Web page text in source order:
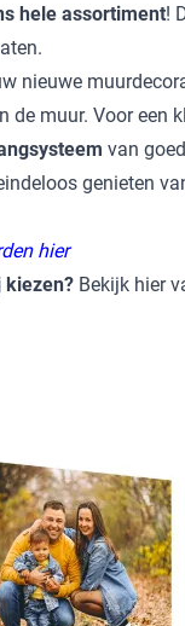
hele assortiment!
nieuwe
de muur. Voor een
van
genieten
hier
kiezen? Bekijk hier